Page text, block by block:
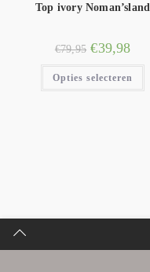
Top ivory Noman’sland
€79,95 €39,98
Opties selecteren